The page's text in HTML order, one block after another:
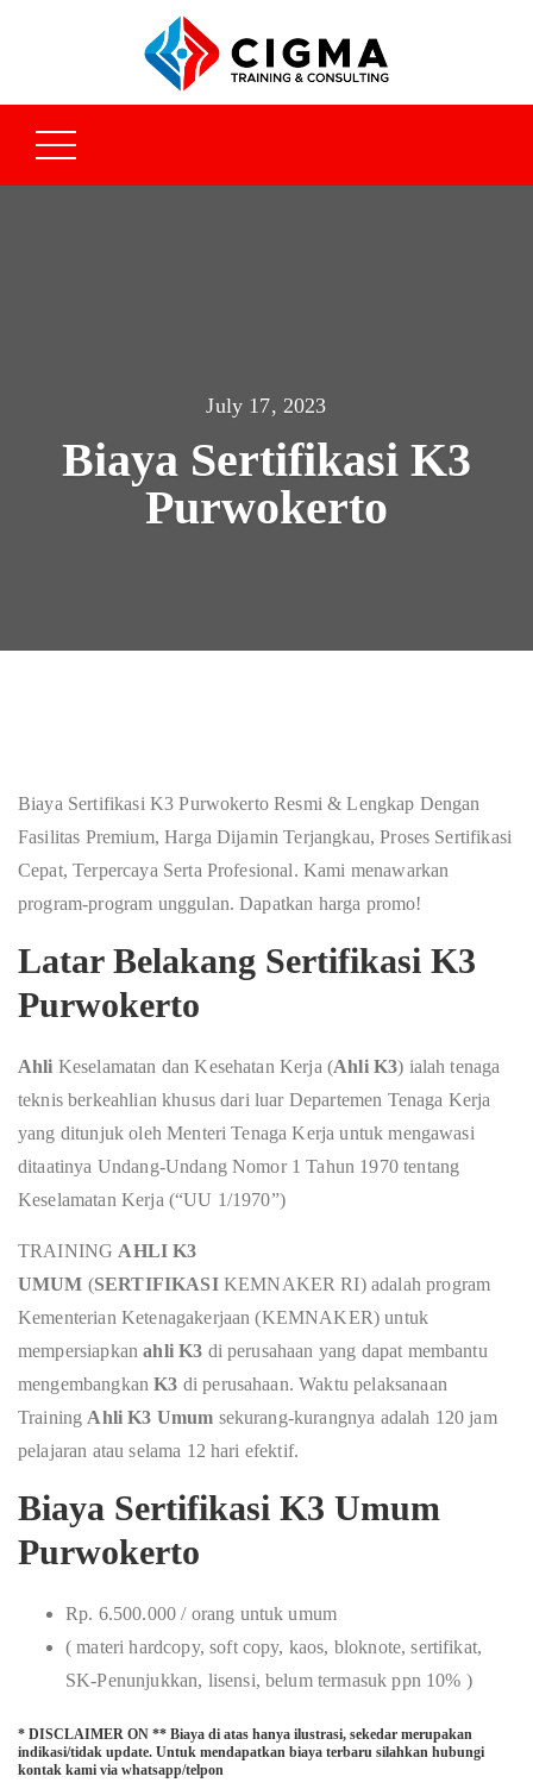
July 17, 2023
Biaya Sertifikasi K3
Purwokerto
Biaya Sertifikasi K3 Purwokerto Resmi & Lengkap Dengan
Fasilitas Premium, Harga Dijamin Terjangkau, Proses Sertifikasi
Cepat, Terpercaya Serta Profesional. Kami menawarkan
program-program unggulan. Dapatkan harga promo!
Latar Belakang Sertifikasi K3
Purwokerto
Ahli Keselamatan dan Kesehatan Kerja (Ahli K3) ialah tenaga
teknis berkeahlian khusus dari luar Departemen Tenaga Kerja
yang ditunjuk oleh Menteri Tenaga Kerja untuk mengawasi
ditaatinya Undang-Undang Nomor 1 Tahun 1970 tentang
Keselamatan Kerja (“UU 1/1970”)
TRAINING AHLI K3
UMUM (SERTIFIKASIKEMNAKER RI) adalah program
Kementerian Ketenagakerjaan (KEMNAKER) untuk
mempersiapkanahli K3 di perusahaan yang dapat membantu
mengembangkanK3 di perusahaan. Waktu pelaksanaan
Training Ahli K3 Umum sekurang-kurangnya adalah 120 jam
pelajaran atau selama 12 hari efektif.
Biaya Sertifikasi K3 Umum
Purwokerto
Rp. 6.500.000 / orang untuk umum
( materi hardcopy, soft copy, kaos, bloknote, sertifikat,
SK-Penunjukkan, lisensi, belum termasuk ppn 10% )
* DISCLAIMER ON ** Biaya di atas hanya ilustrasi, sekedar merupakan
indikasi/tidak update. Untuk mendapatkan biaya terbaru silahkan hubungi
kontak kami via whatsapp/telpon